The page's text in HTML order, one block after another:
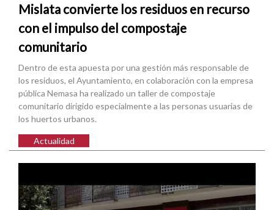
Mislata convierte los residuos en recurso
con el impulso del compostaje
comunitario
Dentro de esta apuesta por una gestión más responsable de
los residuos, el Ayuntamiento, en colaboración con la empresa
pública Nemasa ha realizado un taller de compostaje
comunitario dirigido especialmente a las personas usuarias de
los huertos urbanos.
Actualidad